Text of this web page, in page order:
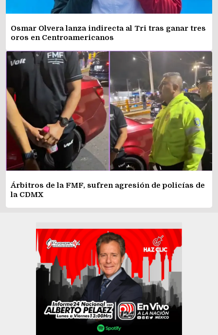
Osmar Olvera lanza indirecta al Tri tras ganar tres
oros en Centroamericanos
Árbitros de la FMF, sufren agresión de policías de
la CDMX